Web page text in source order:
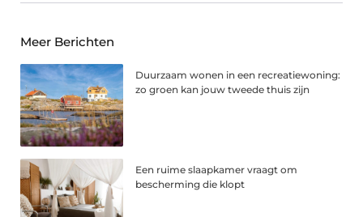
Meer Berichten
Duurzaam wonen in een recreatiewoning:
zo groen kan jouw tweede thuis zijn
Een ruime slaapkamer vraagt om
bescherming die klopt